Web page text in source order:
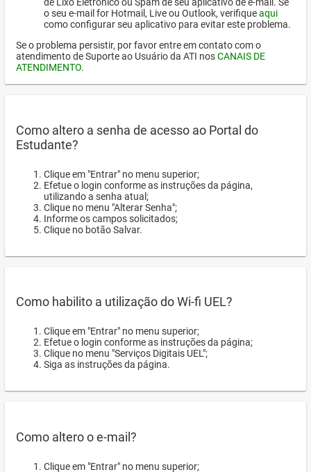
o seu e-mail for Hotmail, Live ou Outlook, verifiqueaqui
como configurar seu aplicativo para evitar este problema.
Se o problema persistir, por favor entre em contato com o
atendimento de Suporte ao Usuário da ATI nosCANAIS DE
ATENDIMENTO.
Como altero a senha de acesso ao Portal do
Estudante?
Clique em "Entrar" no menu superior;
Efetue o login conforme as instruções da página,
utilizando a senha atual;
Clique no menu "Alterar Senha";
Informe os campos solicitados;
Clique no botão Salvar.
Como habilito a utilização do Wi-fi UEL?
Clique em "Entrar" no menu superior;
Efetue o login conforme as instruções da página;
Clique no menu "Serviços Digitais UEL";
Siga as instruções da página.
Como altero o e-mail?
Clique em "Entrar" no menu superior;